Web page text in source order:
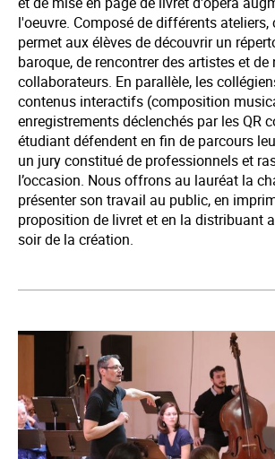
l'oeuvre. Composé de différents ateliers,
permet aux élèves de découvrir un
baroque, de rencontrer des artistes et de
collaborateurs. En parallèle, les
contenus interactifs (composition
enregistrements déclenchés par les QR
étudiant défendent en fin de parcours
un jury constitué de professionnels et
l’occasion. Nous offrons au lauréat la
présenter son travail au public, en
proposition de livret et en la distribuant
soir de la création.